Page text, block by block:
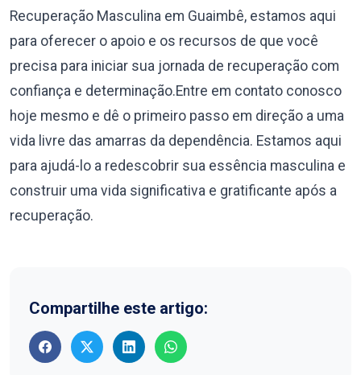
Recuperação Masculina em Guaimbê, estamos aqui
para oferecer o apoio e os recursos de que você
precisa para iniciar sua jornada de recuperação com
confiança e determinação.Entre em contato conosco
hoje mesmo e dê o primeiro passo em direção a uma
vida livre das amarras da dependência. Estamos aqui
para ajudá-lo a redescobrir sua essência masculina e
construir uma vida significativa e gratificante após a
recuperação.
Compartilhe este artigo: